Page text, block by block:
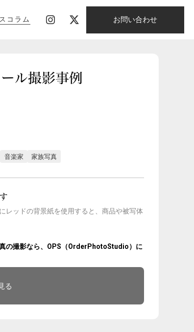
ル撮影事例
音楽家 家族写真
レッドの背景紙を使用すると、商品や被写体
の撮影なら、OPS（OrderPhotoStudio）に
る
コラム お問い合わせ